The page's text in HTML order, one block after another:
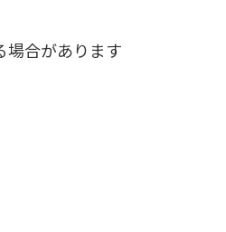
場合があります